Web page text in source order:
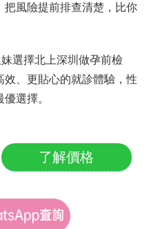
風險提前排查清楚，比你
選擇北上深圳做孕前檢
、更貼心的就診體驗，性
選擇。
了解價格